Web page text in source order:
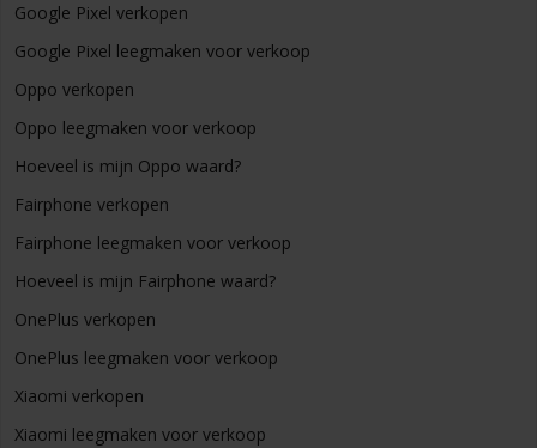
Google Pixel verkopen
Google Pixel leegmaken voor verkoop
Oppo verkopen
Oppo leegmaken voor verkoop
Hoeveel is mijn Oppo waard?
Fairphone verkopen
Fairphone leegmaken voor verkoop
Hoeveel is mijn Fairphone waard?
OnePlus verkopen
OnePlus leegmaken voor verkoop
Xiaomi verkopen
Xiaomi leegmaken voor verkoop